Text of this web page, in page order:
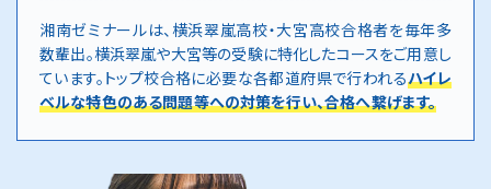
湘南ゼミナールは、横浜翠嵐高校・大宮高校合格者を毎年多
数輩出。横浜翠嵐や大宮等の受験に特化したコースをご用意し
ています。トップ校合格に必要な各都道府県で行われるハイレ
ベルな特色のある問題等への対策を行い、合格へ繋げます。